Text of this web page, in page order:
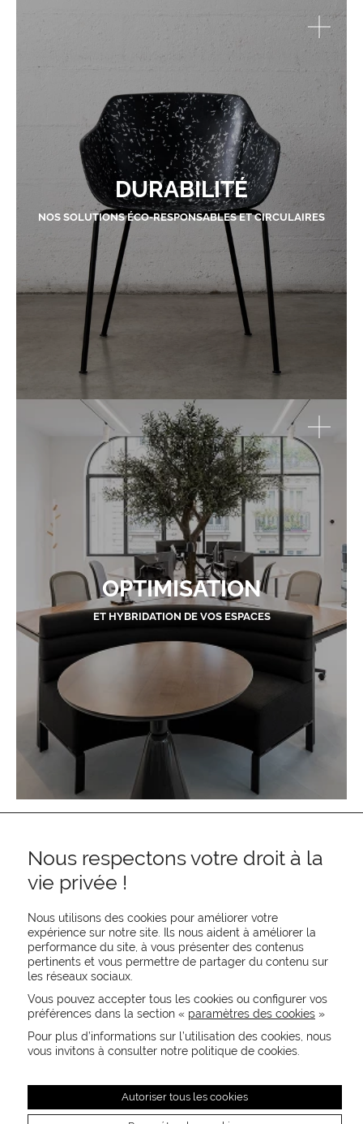
DURABILITÉ
NOS SOLUTIONS ÉCO-RESPONSABLES ET CIRCULAIRES
OPTIMISATION
ET HYBRIDATION DE VOS ESPACES
REJOIGNEZ-NOUS
CONTACTEZ-NOUS
NEWSLETTER
Recevez les actualités MOORE en exclusivité
Nous respectons votre droit à la
vie privée !
Nous utilisons des cookies pour améliorer votre
expérience sur notre site. Ils nous aident à améliorer la
performance du site, à vous présenter des contenus
pertinents et vous permettre de partager du contenu sur
les réseaux sociaux.
Vous pouvez accepter tous les cookies ou configurer vos
préférences dans la section « paramètres des cookies »
Pour plus d’informations sur l’utilisation des cookies, nous
vous invitons à consulter notre politique de cookies.
Autoriser tous les cookies